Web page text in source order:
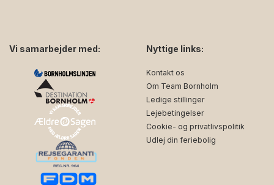
Vi samarbejder med: Nyttige links:
Kontakt os
Om Team Bornholm
Ledige stillinger
Lejebetingelser
Cookie- og privatlivspolitik
Udlej din feriebolig